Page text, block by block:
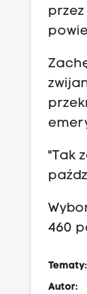
"Tak
460
Tematy:
Autor: